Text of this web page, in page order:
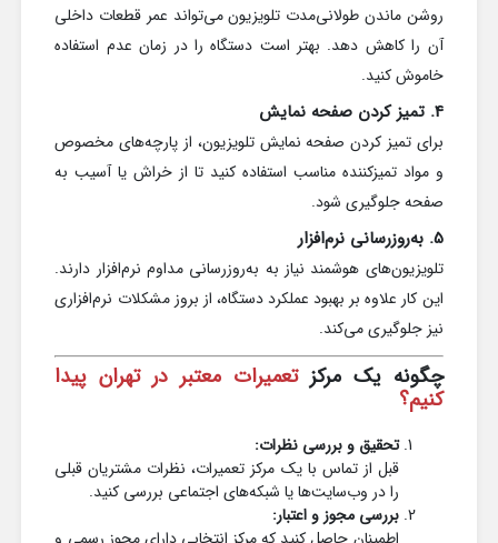
روشن ماندن طولانی‌مدت تلویزیون می‌تواند عمر قطعات داخلی
آن را کاهش دهد. بهتر است دستگاه را در زمان عدم استفاده
خاموش کنید.
4. تمیز کردن صفحه نمایش
برای تمیز کردن صفحه نمایش تلویزیون، از پارچه‌های مخصوص
و مواد تمیزکننده مناسب استفاده کنید تا از خراش یا آسیب به
صفحه جلوگیری شود.
5. به‌روزرسانی نرم‌افزار
تلویزیون‌های هوشمند نیاز به به‌روزرسانی مداوم نرم‌افزار دارند.
این کار علاوه بر بهبود عملکرد دستگاه، از بروز مشکلات نرم‌افزاری
نیز جلوگیری می‌کند.
چگونه یک مرکزتعمیرات معتبر در تهران پیدا
کنیم؟
تحقیق و بررسی نظرات:
قبل از تماس با یک مرکز تعمیرات، نظرات مشتریان قبلی
را در وب‌سایت‌ها یا شبکه‌های اجتماعی بررسی کنید.
بررسی مجوز و اعتبار: